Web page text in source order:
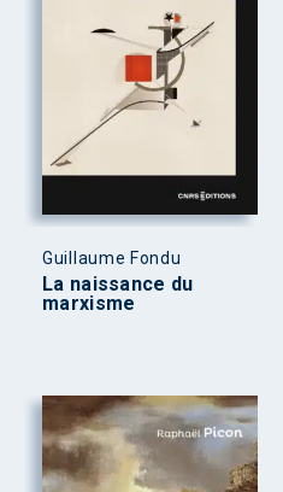
Guillaume Fondu
La naissance du
marxisme